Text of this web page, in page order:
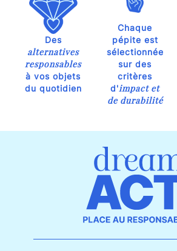
Des
alternatives
responsables
à vos objets
du quotidien
Chaque
pépite est
sélectionnée
sur des
critères
d'impact et
de durabilité